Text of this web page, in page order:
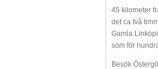
45 kilometer
det ca två
Gamla
som för
Besök